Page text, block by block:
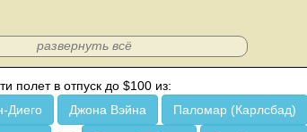
развернуть всё
полет в отпуск до $100 из:
Диего Джона Вэйна Паломар (Карлсбад)